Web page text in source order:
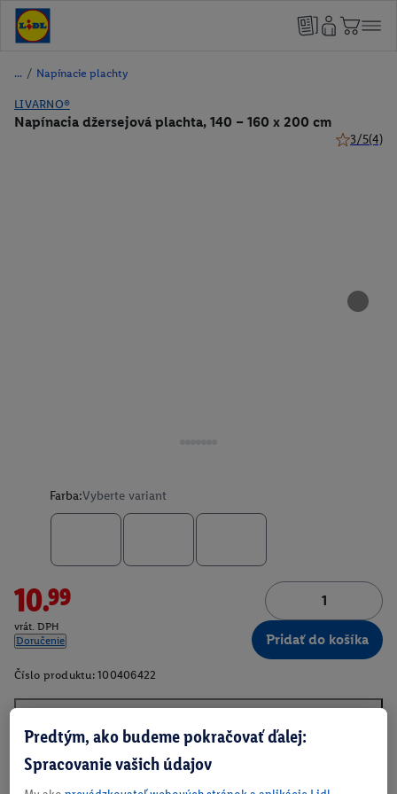
/ Napínacie plachty
LIVARNO®
Napínacia džersejová plachta, 140 – 160 x 200 cm
3/5(4)
Farba:Vyberte variant
10.99
vrát. DPH
Doručenie
Pridať do košíka
Číslo produktu: 100406422
O produkte
Predtým, ako budeme pokračovať ďalej:
Spracovanie vašich údajov